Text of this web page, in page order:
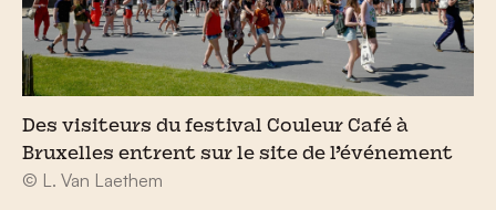
Des visiteurs du festival Couleur Café à
Bruxelles entrent sur le site de l’événement
© L. Van Laethem